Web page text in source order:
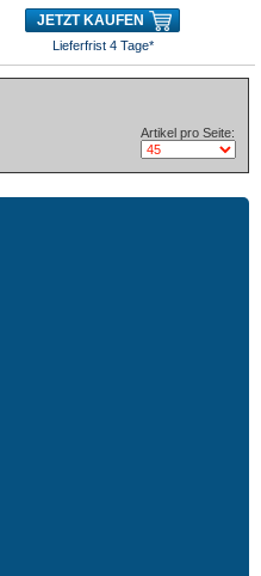
JETZT KAUFEN
Lieferfrist 4 Tage*
Artikel pro Seite: